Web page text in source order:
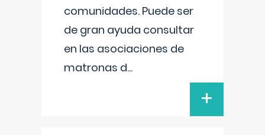
comunidades. Puede ser
de gran ayuda consultar
en las asociaciones de
matronas d...
+